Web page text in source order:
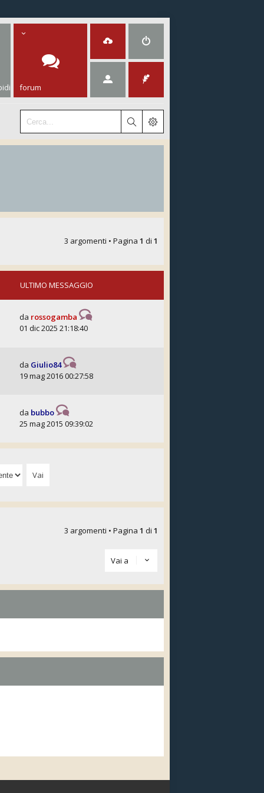
forum
3 argomenti • Pagina 1 di 1
ULTIMO MESSAGGIO
da rossogamba
01 dic 2025 21:18:40
da Giulio84
19 mag 2016 00:27:58
da bubbo
25 mag 2015 09:39:02
3 argomenti • Pagina 1 di 1
Vai a